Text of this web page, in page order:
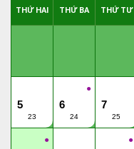
THỨ HAI THỨ BA THỨ TƯ
5
23
●
6
24
7
25
● ●